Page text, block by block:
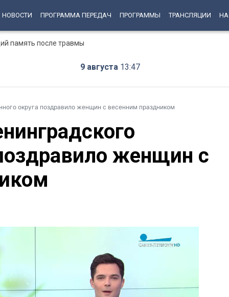
НОВОСТИ ПРОГРАММА ПЕРЕДАЧ ПРОГРАММЫ ТРАНСЛЯЦИИ
память после травмы
9 августа 13:47
округа поздравило женщин с весенним праздником
женщин с